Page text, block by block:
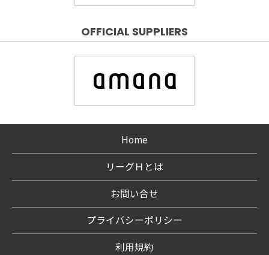
OFFICIAL SUPPLIERS
Home
リーグＨとは
お問い合せ
プライバシーポリシー
利用規約